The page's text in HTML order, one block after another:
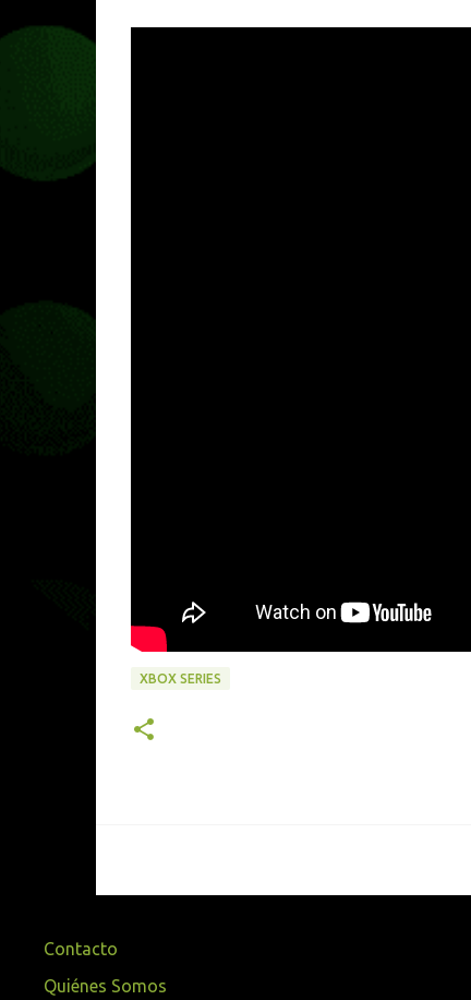
XBOX SERIES
Contacto
Quiénes Somos